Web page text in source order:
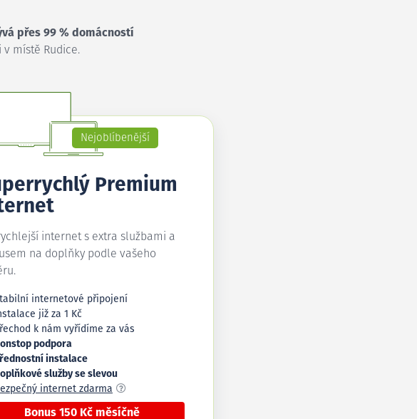
přes 99 % domácností
místě Rudice.
Nejoblíbenější
Premium
internet s extra službami a
na doplňky podle vašeho
internetové připojení
již za 1 Kč
k nám vyřídíme za vás
podpora
instalace
služby se slevou
internet zdarma
Bonus 150 Kč měsíčně